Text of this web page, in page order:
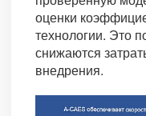
оценки
технологии. Это
снижаются
внедрения.